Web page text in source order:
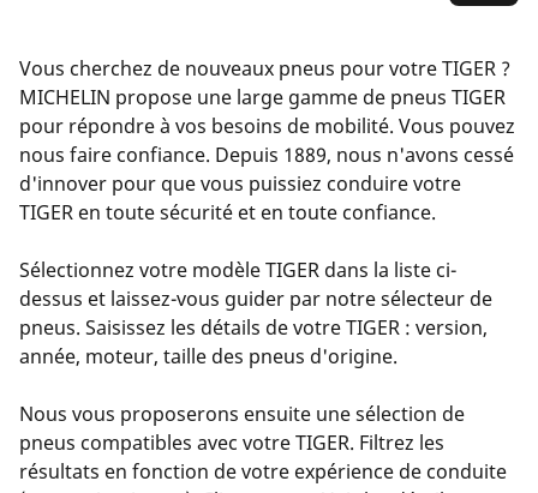
Vous cherchez de nouveaux pneus pour votre TIGER ?
MICHELIN propose une large gamme de pneus TIGER
pour répondre à vos besoins de mobilité. Vous pouvez
nous faire confiance. Depuis 1889, nous n'avons cessé
d'innover pour que vous puissiez conduire votre
TIGER en toute sécurité et en toute confiance.
Sélectionnez votre modèle TIGER dans la liste ci-
dessus et laissez-vous guider par notre sélecteur de
pneus. Saisissez les détails de votre TIGER : version,
année, moteur, taille des pneus d'origine.
Nous vous proposerons ensuite une sélection de
pneus compatibles avec votre TIGER. Filtrez les
résultats en fonction de votre expérience de conduite